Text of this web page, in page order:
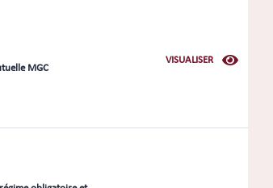
MGC
VISUALISER